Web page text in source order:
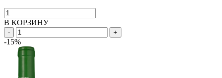
В КОРЗИНУ
- +
-15%